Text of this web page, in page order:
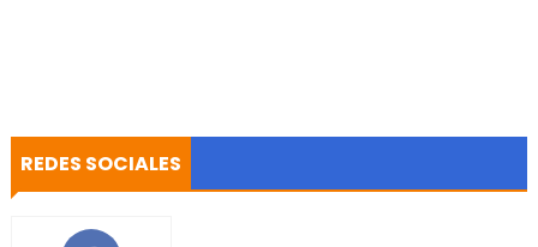
REDES SOCIALES